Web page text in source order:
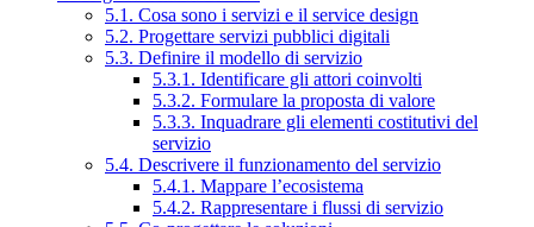
5.1. Cosa sono i servizi e il service design
5.2. Progettare servizi pubblici digitali
5.3. Definire il modello di servizio
5.3.1. Identificare gli attori coinvolti
5.3.2. Formulare la proposta di valore
5.3.3. Inquadrare gli elementi costitutivi del
servizio
5.4. Descrivere il funzionamento del servizio
5.4.1. Mappare l’ecosistema
5.4.2. Rappresentare i flussi di servizio